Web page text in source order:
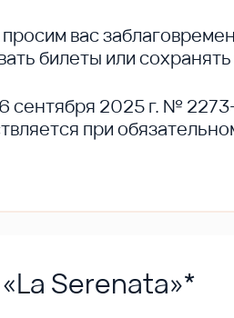
вас
билеты или
сентября 2025 г. №
при
Serenata»*